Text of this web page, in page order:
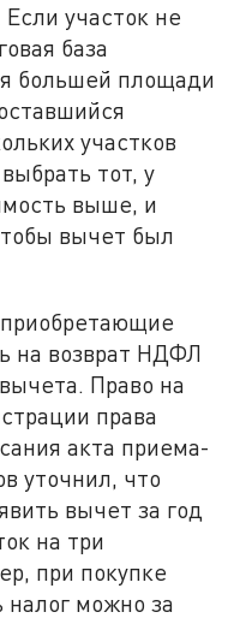
участок не
база
большей площади
участков
тот, у
выше, и
вычет был
на возврат НДФЛ
Право на
права
акта приема-
уточнил, что
вычет за год
на три
при покупке
налог можно за